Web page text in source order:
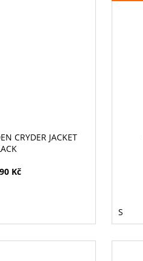
CRYDER JACKET
Kč
S